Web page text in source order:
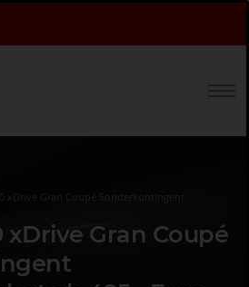
xDrive Gran Coupé Sonderkontingent
xDrive Gran Coupé